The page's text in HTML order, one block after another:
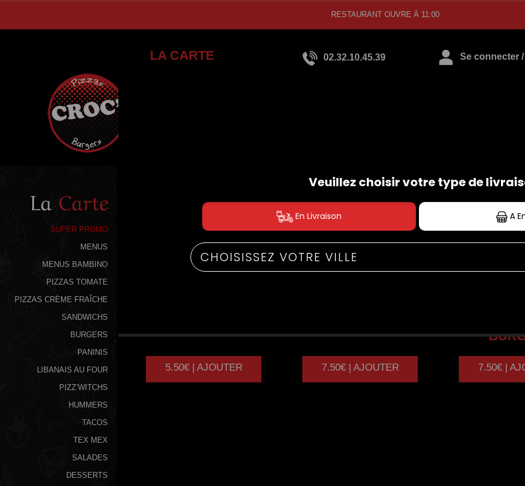
RESTAURANT OUVRE À 11:00
LA CARTE 02.32.10.45.39 Se connecter
La Carte
SUPER PROMO
MENUS
MENUS BAMBINO
PIZZAS TOMATE
PIZZAS CRÈME FRAÎCHE
SANDWICHS
BURGERS
PANINIS
LIBANAIS AU FOUR
PIZZ’WITCHS
HUMMERS
TACOS
TEX MEX
SALADES
DESSERTS
BURGERS
5.50€ | AJOUTER 7.50€ | AJOUTER 7.50€ |